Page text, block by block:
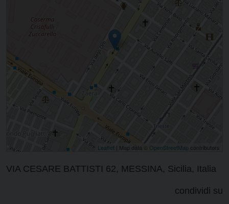
Leaflet | Map data © OpenStreetMap contributors
VIA CESARE BATTISTI 62, MESSINA, Sicilia, Italia
condividi su